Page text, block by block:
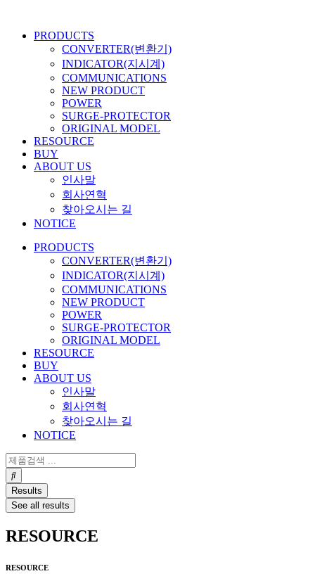
PRODUCTS
CONVERTER(변환기)
INDICATOR(지시계)
COMMUNICATIONS
NEW PRODUCT
POWER
SURGE-PROTECTOR
ORIGINAL MODEL
RESOURCE
BUY
ABOUT US
인사말
회사연혁
찾아오시는 길
NOTICE
PRODUCTS
CONVERTER(변환기)
INDICATOR(지시계)
COMMUNICATIONS
NEW PRODUCT
POWER
SURGE-PROTECTOR
ORIGINAL MODEL
RESOURCE
BUY
ABOUT US
인사말
회사연혁
찾아오시는 길
NOTICE
Search
...
Results
See all results
RESOURCE
RESOURCE